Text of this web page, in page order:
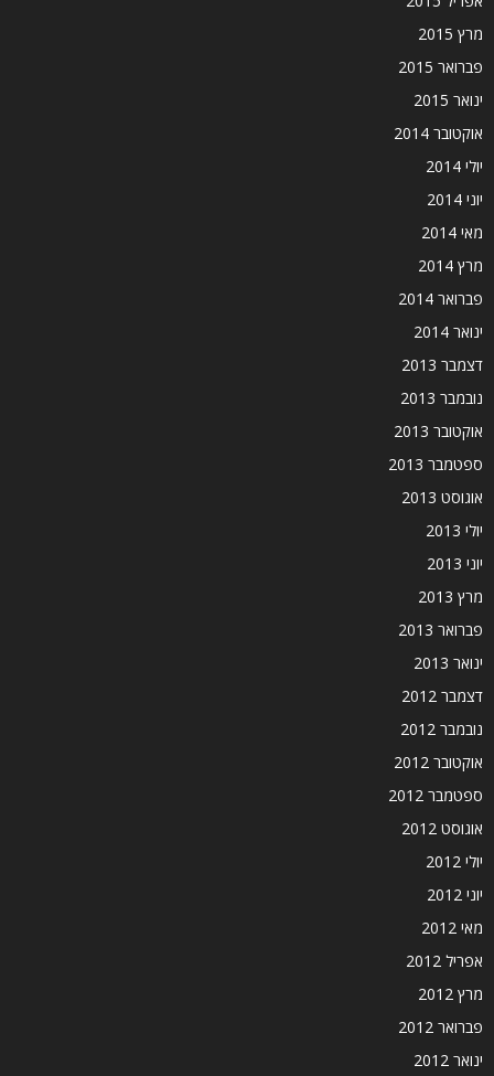
מרץ 2015
פברואר 2015
ינואר 2015
אוקטובר 2014
יולי 2014
יוני 2014
מאי 2014
מרץ 2014
פברואר 2014
ינואר 2014
דצמבר 2013
נובמבר 2013
אוקטובר 2013
ספטמבר 2013
אוגוסט 2013
יולי 2013
יוני 2013
מרץ 2013
פברואר 2013
ינואר 2013
דצמבר 2012
נובמבר 2012
אוקטובר 2012
ספטמבר 2012
אוגוסט 2012
יולי 2012
יוני 2012
מאי 2012
אפריל 2012
מרץ 2012
פברואר 2012
ינואר 2012